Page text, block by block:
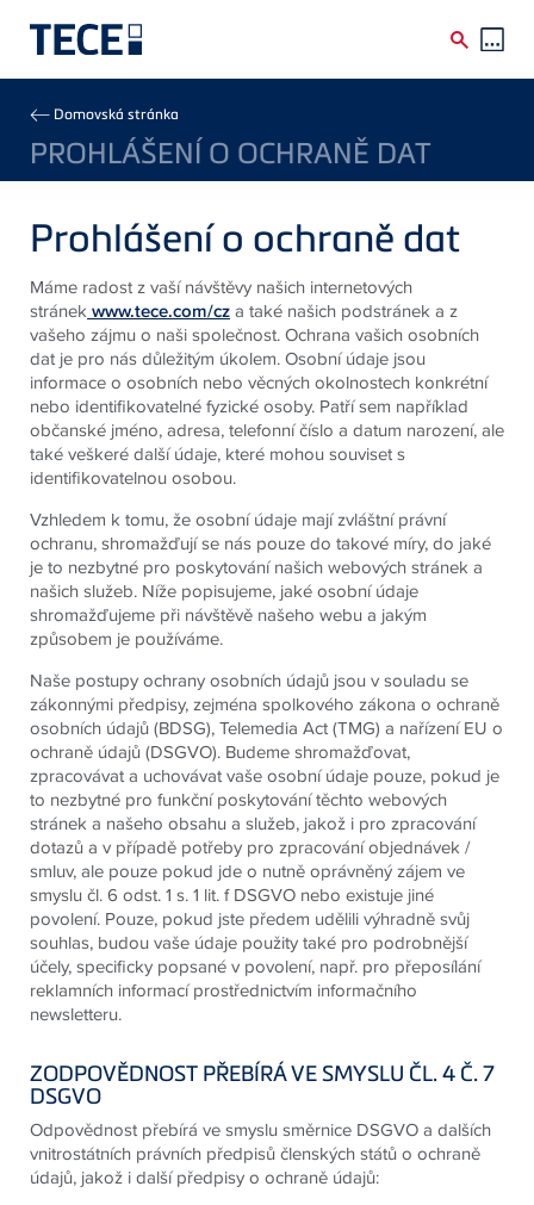
Breadcrumb
Domovská stránka
PROHLÁŠENÍ O OCHRANĚ DAT
Prohlášení o ochraně dat
Máme radost z vaší návštěvy našich internetových
stránekwww.tece.com/cza také našich podstránek a z
vašeho zájmu o naši společnost. Ochrana vašich osobních
dat je pro nás důležitým úkolem. Osobní údaje jsou
informace o osobních nebo věcných okolnostech konkrétní
nebo identifikovatelné fyzické osoby. Patří sem například
občanské jméno, adresa, telefonní číslo a datum narození, ale
také veškeré další údaje, které mohou souviset s
identifikovatelnou osobou.
Vzhledem k tomu, že osobní údaje mají zvláštní právní
ochranu, shromažďují se nás pouze do takové míry, do jaké
je to nezbytné pro poskytování našich webových stránek a
našich služeb. Níže popisujeme, jaké osobní údaje
shromažďujeme při návštěvě našeho webu a jakým
způsobem je používáme.
Naše postupy ochrany osobních údajů jsou v souladu se
zákonnými předpisy, zejména spolkového zákona o ochraně
osobních údajů (BDSG), Telemedia Act (TMG) a nařízení EU o
ochraně údajů (DSGVO). Budeme shromažďovat,
zpracovávat a uchovávat vaše osobní údaje pouze, pokud je
to nezbytné pro funkční poskytování těchto webových
stránek a našeho obsahu a služeb, jakož i pro zpracování
dotazů a v případě potřeby pro zpracování objednávek /
smluv, ale pouze pokud jde o nutně oprávněný zájem ve
smyslu čl. 6 odst. 1 s. 1 lit. f DSGVO nebo existuje jiné
povolení. Pouze, pokud jste předem udělili výhradně svůj
souhlas, budou vaše údaje použity také pro podrobnější
účely, specificky popsané v povolení, např. pro přeposílání
reklamních informací prostřednictvím informačního
newsletteru.
ZODPOVĚDNOST PŘEBÍRÁ VE SMYSLU ČL. 4 Č. 7
DSGVO
Odpovědnost přebírá ve smyslu směrnice DSGVO a dalších
vnitrostátních právních předpisů členských států o ochraně
údajů, jakož i další předpisy o ochraně údajů: